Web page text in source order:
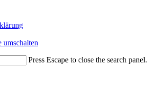
umschalten
Press Escape to close the search panel.